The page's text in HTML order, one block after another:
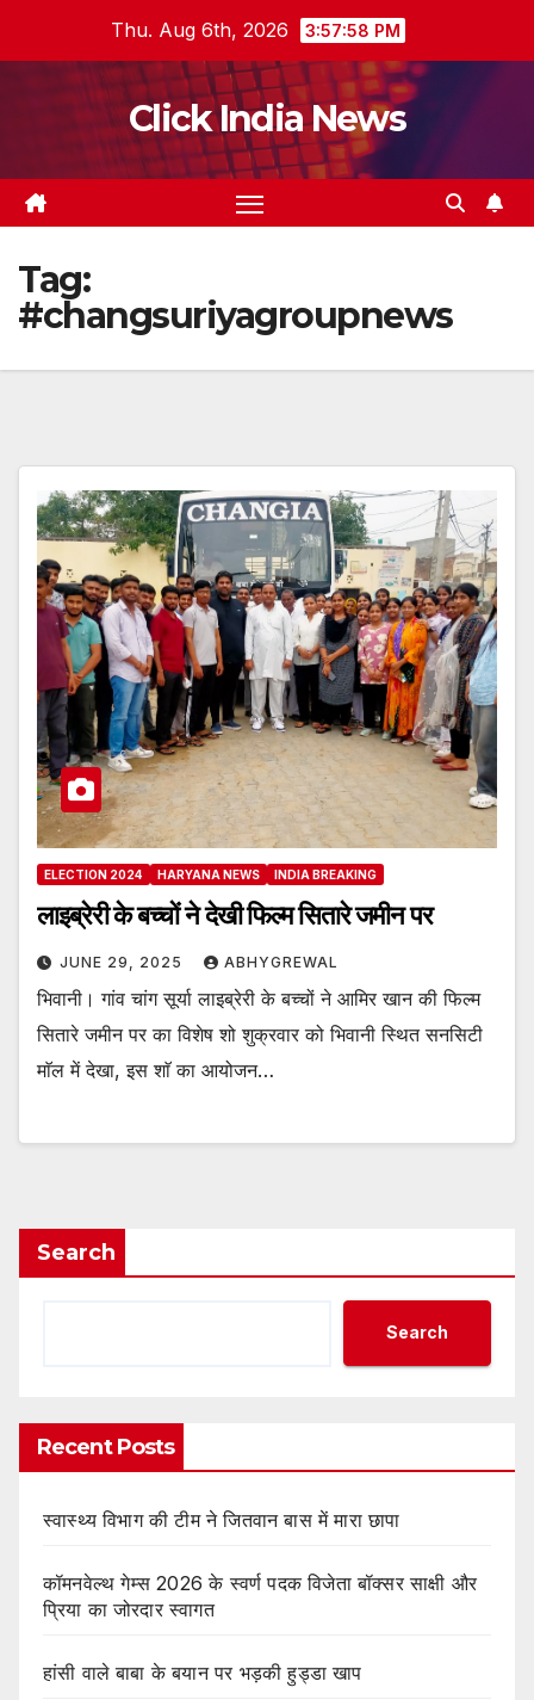
Thu. Aug 6th, 2026 3:57:59 PM
Click India News
Tag:
#changsuriyagroupnews
ELECTION 2024 HARYANA NEWS INDIA BREAKING
लाइब्रेरी के बच्चों ने देखी फिल्म सितारे जमीन पर
JUNE 29, 2025 ABHYGREWAL
भिवानी। गांव चांग सूर्या लाइब्रेरी के बच्चों ने आमिर खान की फिल्म
सितारे जमीन पर का विशेष शो शुक्रवार को भिवानी स्थित सनसिटी
माॅल में देखा, इस शाॅ का आयोजन…
Search
Search
Recent Posts
स्वास्थ्य विभाग की टीम ने जितवान बास में मारा छापा
कॉमनवेल्थ गेम्स 2026 के स्वर्ण पदक विजेता बॉक्सर साक्षी और
प्रिया का जोरदार स्वागत
हांसी वाले बाबा के बयान पर भड़की हुड्डा खाप